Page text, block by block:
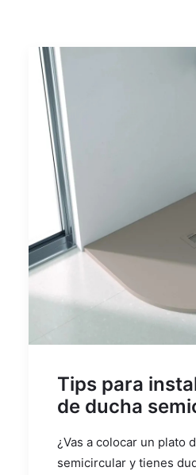
Tips para
de ducha
¿Vas a colocar un plato
semicircular y tienes